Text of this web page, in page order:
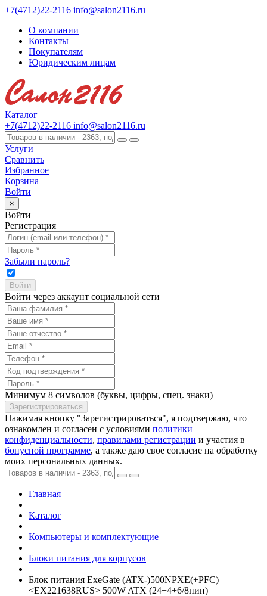
+7(4712)22-2116 info@salon2116.ru
О компании
Контакты
Покупателям
Юридическим лицам
Каталог
+7(4712)22-2116 info@salon2116.ru
Услуги
Сравнить
Избранное
Корзина
Войти
×
Войти
Регистрация
Забыли пароль?
Войти через аккаунт социальной сети
Минимум 8 символов (буквы, цифры, спец. знаки)
Нажимая кнопку "Зарегистрироваться", я подтвержаю, что
ознакомлен и согласен с условиями политики
конфиденциальности, правилами регистрации и участия в
бонусной программе, а также даю свое согласие на обработку
моих персональных данных.
Главная
Каталог
Компьютеры и комплектующие
Блоки питания для корпусов
Блок питания ExeGate (ATX-)500NPXE(+­PFC)
<EX221638RUS> 500W ATX (24+­4+­6/­8пин)